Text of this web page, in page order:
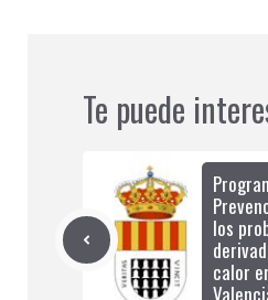
Te puede
los
calor